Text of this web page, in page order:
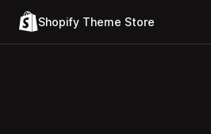
Shopify Theme Store